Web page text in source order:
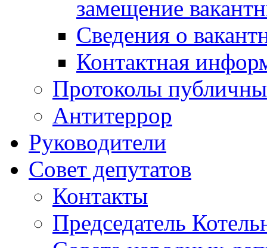
замещение
Сведения о
Контактная
Протоколы
Антитеррор
Руководители
Совет депутатов
Контакты
Председатель